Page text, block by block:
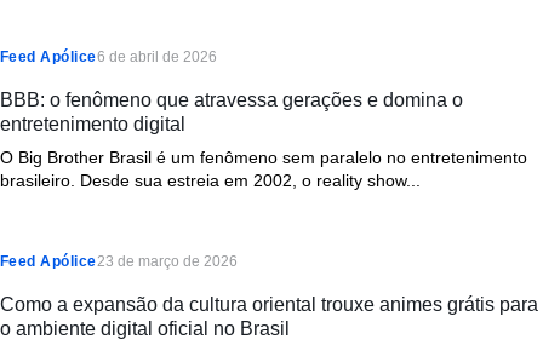
Feed Apólice6 de abril de 2026
BBB: o fenômeno que atravessa gerações e domina o
entretenimento digital
O Big Brother Brasil é um fenômeno sem paralelo no entretenimento
brasileiro. Desde sua estreia em 2002, o reality show...
Feed Apólice23 de março de 2026
Como a expansão da cultura oriental trouxe animes grátis para
o ambiente digital oficial no Brasil